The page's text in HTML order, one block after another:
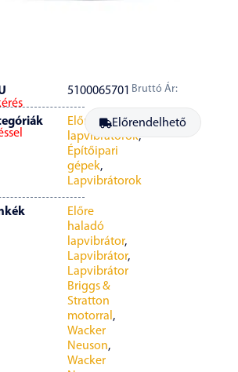
5100065701
Előre haladó
lapvibrátorok,
Építőipari
gépek,
Lapvibrátorok
Előre
haladó
lapvibrátor,
Lapvibrátor,
Lapvibrátor
Briggs &
Stratton
motorral ,
Wacker
Neuson,
Wacker
Előrendelhető
Bruttó Ár: